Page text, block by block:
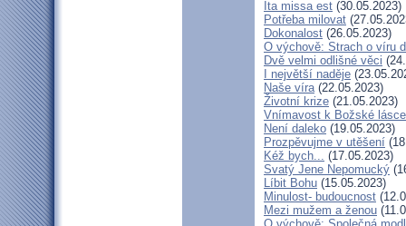
Ita missa est (30.05.2023)
Potřeba milovat
Dokonalost (26.05.2023)
O výchově: Strach o víru
Dvě velmi odlišné věci
I největší naděje
Naše víra(22.05.2023)
Životní krize (21.05.2023)
Vnímavost k Božské
Není daleko (19.05.2023)
Prozpěvujme v utěšení
Kéž bych... (17.05.2023)
Svatý Jene Nepomucký
Líbit Bohu (15.05.2023)
Minulost- budoucnost
Mezi mužem a ženou